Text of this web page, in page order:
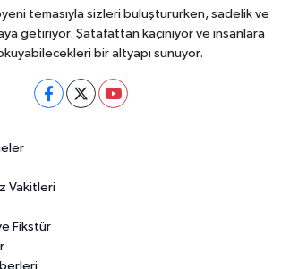
temasıyla sizleri buluştururken, sadelik ve
getiriyor. Şatafattan kaçınıyor ve insanlara
bir altyapı sunuyor.
Vakitleri
Fikstür